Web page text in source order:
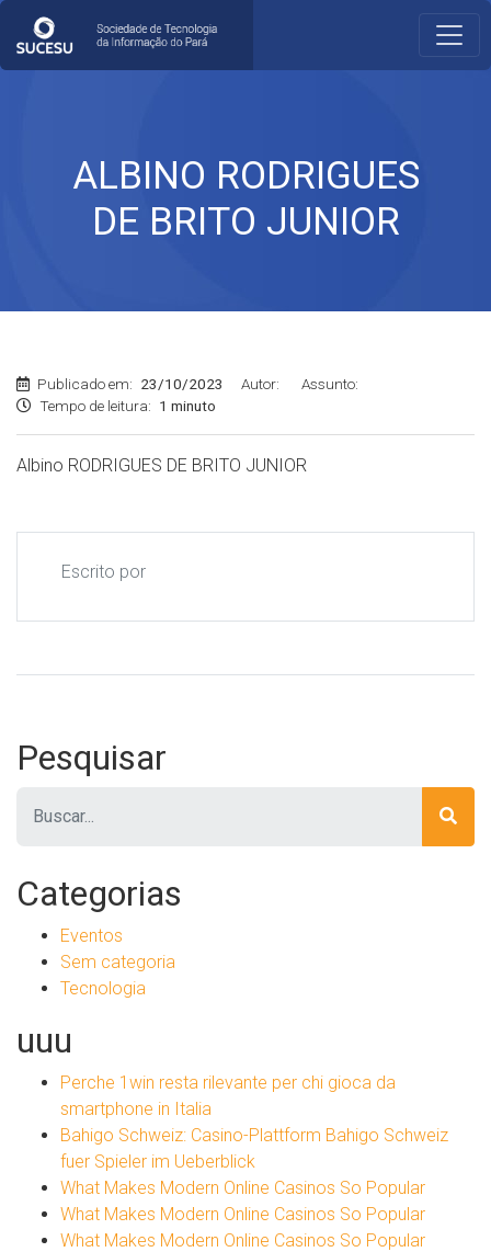
ALBINO RODRIGUES
DE BRITO JUNIOR
Publicado em: 23/10/2023 Autor:
Assunto:
Tempo de leitura: 1 minuto
Albino RODRIGUES DE BRITO JUNIOR
Escrito por
Pesquisar
Categorias
Eventos
Sem categoria
Tecnologia
uuu
Perche 1win resta rilevante per chi gioca da
smartphone in Italia
Bahigo Schweiz: Casino-Plattform Bahigo Schweiz
fuer Spieler im Ueberblick
What Makes Modern Online Casinos So Popular
What Makes Modern Online Casinos So Popular
What Makes Modern Online Casinos So Popular